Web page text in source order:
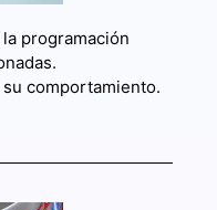
programación
comportamiento.